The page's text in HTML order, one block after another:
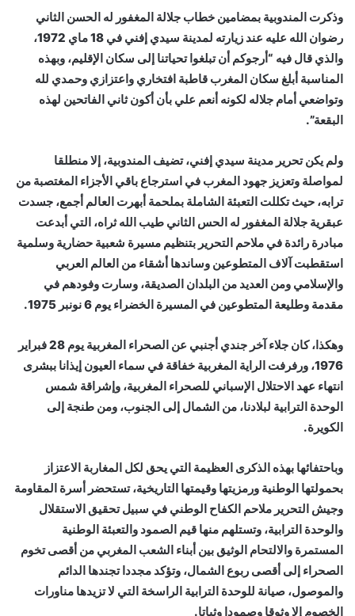
وذكرت المندوبية بمضامين خطاب جلالة المغفور له الحسن الثاني
رضوان الله عليه عند زيارته لمدينة سيدي إفني في 18 ماي 1972،
والذي قال فيه “أرجوكم أن تبلغوا تحياتنا إلى سكان الإقليم، وبهذه
المناسبة أبلغ سكان المغرب قاطبة افتخاري واعتزازي وحمدي لله
وتواضعي أمام جلاله لكونه أنعم علي بأن أكون ثاني الفاتحين لهذه
البقعة”.
ولم يكن تحرير مدينة سيدي إفني، تضيف المندوبية، إلا منطلقا
لمواصلة وتعزيز جهود المغرب في استرجاع باقي الأجزاء المغتصبة من
ترابه، حيث تكللت التعبئة الشاملة بملحمة أبهرت العالم أجمع، جسدت
عبقرية جلالة المغفور له الحس الثاني طيب الله ثراه، التي أبدعت
مبادرة رائدة في ملاحم التحرير بتنظيم مسيرة شعبية حضارية وسلمية
استقطبت آلاف المتطوعين وساندها أشقاء من العالم العربي
والإسلامي ومن العديد من البلدان الصديقة، وسارت وفودهم في
مقدمة وطليعة المتطوعين في المسيرة الخضراء يوم 6 نونبر 1975.
وهكذا، كان جلاء آخر جندي أجنبي عن الصحراء المغربية يوم 28 فبراير
1976، ورفرفت الراية المغربية خفاقة في سماء العيون إيذانا ببشرى
انتهاء عهد الاحتلال الإسباني للصحراء المغربية، وإشراقة شمس
الوحدة الترابية لبلادنا، من الشمال إلى الجنوب، ومن طنجة إلى
الكويرة.
وباحتفائها بهذه الذكرى العظيمة التي يحق لكل المغاربة الاعتزاز
بحمولتها الوطنية ورمزيتها وقيمتها التاريخية، تستحضر أسرة المقاومة
وجيش التحرير ملاحم الكفاح الوطني في سبيل تحقيق الاستقلال
والوحدة الترابية، وتستلهم منها قيم الصمود والتعبئة الوطنية
المستمرة والالتحام الوثيق بين أبناء الشعب المغربي من أقصى تخوم
الصحراء إلى أقصى ربوع الشمال، وتؤكد مجددا تجندها الدائم
والموصول، صيانة للوحدة الترابية الراسخة التي لا تزيدها مناورات
الخصوم إلا وثوقا وصمودا وثباتا.